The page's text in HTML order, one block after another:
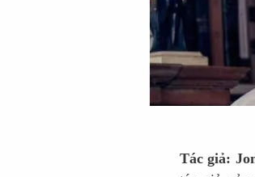
Tác giả: